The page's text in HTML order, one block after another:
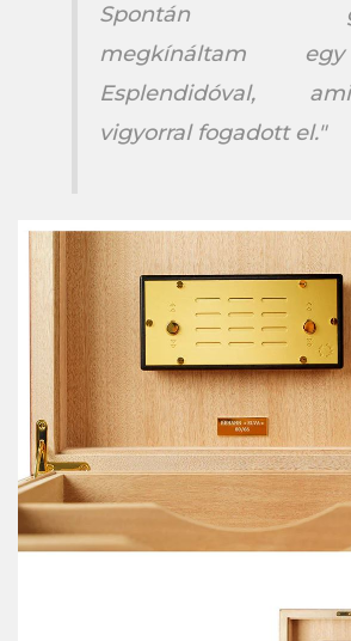
Spontán
megkínáltam
Esplendidóval,
vigyorral fogadott el."